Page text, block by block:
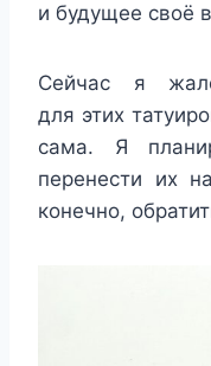
и будущее своё
Сейчас я
для этих
сама. Я
перенести их
конечно,